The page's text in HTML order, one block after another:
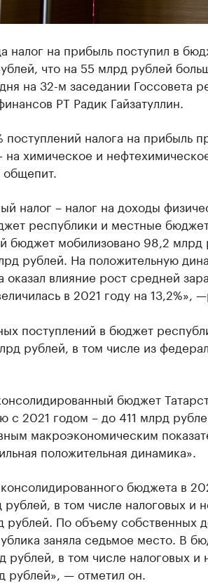
налог на прибыль поступил в
что на 55 млрд рублей
на 32-м заседании Госсовета
РТ Радик Гайзатуллин.
поступлений налога на прибыль
на химическое и
налог – налог на доходы
республики и местные
бюджет мобилизовано 98,2 млрд
рублей. На положительную
оказал влияние рост средней
в 2021 году на 13,2%»,
поступлений в бюджет
рублей, в том числе из
бюджет
с 2021 годом – до 411 млрд
макроэкономическим
положительная динамика».
бюджета в
рублей, в том числе налоговых и
рублей. По объему собственных
заняла седьмое место. В
рублей, в том числе налоговых и
рублей», — отметил он.